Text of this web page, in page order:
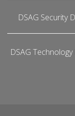
DSAG Security
DSAG